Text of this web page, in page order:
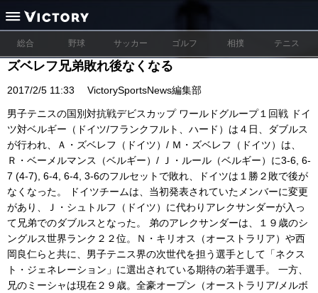
総合 野球 サッカー ゴルフ 相撲 テニス
ズベレフ兄弟敗れ後なくなる
2017/2/5 11:33 VictorySportsNews編集部
男子テニスの国別対抗戦デビスカップ ワールドグループ１回戦 ドイ
ツ対ベルギー（ドイツ/フランクフルト、ハード）は４日、ダブルス
が行われ、Ａ・ズベレフ（ドイツ）/ Ｍ・ズベレフ（ドイツ）は、
Ｒ・ベーメルマンス（ベルギー）/ Ｊ・ルール（ベルギー）に3-6, 6-
7 (4-7), 6-4, 6-4, 3-6のフルセットで敗れ、ドイツは１勝２敗で後が
なくなった。 ドイツチームは、当初発表されていたメンバーに変更
があり、Ｊ・シュトルフ（ドイツ）に代わりアレクサンダーが入っ
て兄弟でのダブルスとなった。 弟のアレクサンダーは、１９歳のシ
ングルス世界ランク２２位。Ｎ・キリオス（オーストラリア）や西
岡良仁らと共に、男子テニス界の次世代を担う選手として「ネクス
ト・ジェネレーション」に選出されている期待の若手選手。 一方、
兄のミーシャは現在２９歳。全豪オープン（オーストラリア/メルボ